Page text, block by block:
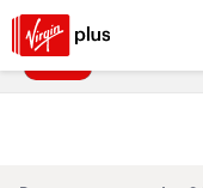
Appli Mes